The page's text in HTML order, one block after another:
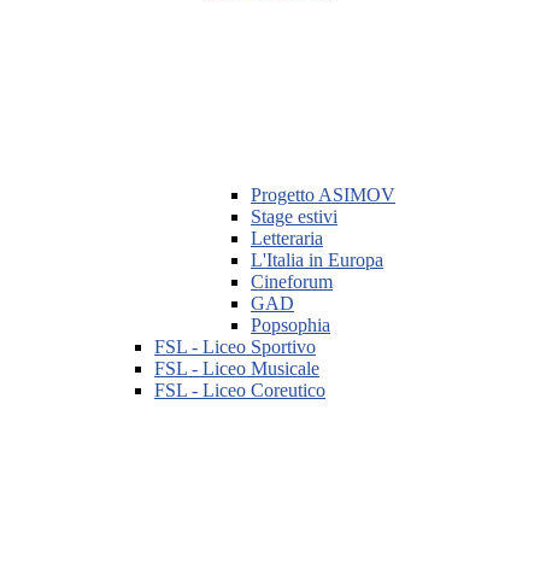
Progetto ASIMOV
Stage estivi
Letteraria
L'Italia in Europa
Cineforum
GAD
Popsophia
FSL - Liceo Sportivo
FSL - Liceo Musicale
FSL - Liceo Coreutico